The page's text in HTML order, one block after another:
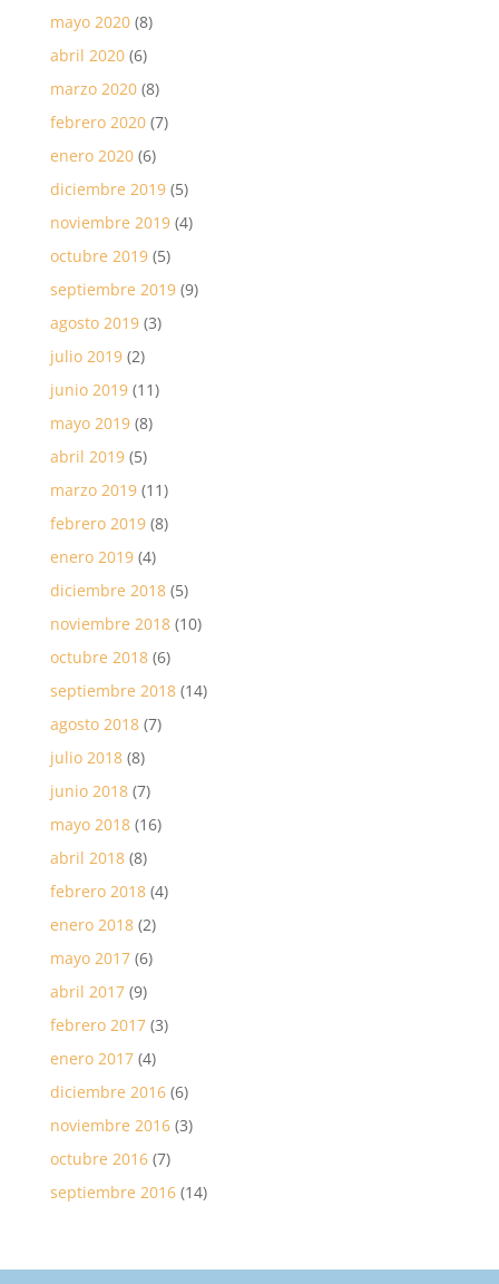
mayo 2020(8)
abril 2020(6)
marzo 2020(8)
febrero 2020(7)
enero 2020(6)
diciembre 2019(5)
noviembre 2019(4)
octubre 2019(5)
septiembre 2019(9)
agosto 2019(3)
julio 2019(2)
junio 2019(11)
mayo 2019(8)
abril 2019(5)
marzo 2019(11)
febrero 2019(8)
enero 2019(4)
diciembre 2018(5)
noviembre 2018(10)
octubre 2018(6)
septiembre 2018(14)
agosto 2018(7)
julio 2018(8)
junio 2018(7)
mayo 2018(16)
abril 2018(8)
febrero 2018(4)
enero 2018(2)
mayo 2017(6)
abril 2017(9)
febrero 2017(3)
enero 2017(4)
diciembre 2016(6)
noviembre 2016(3)
octubre 2016(7)
septiembre 2016(14)